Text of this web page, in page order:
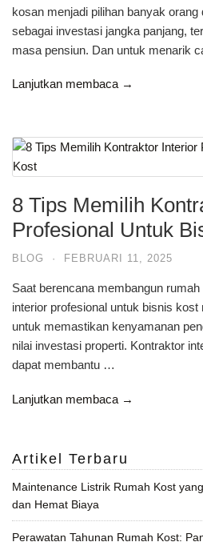
kosan menjadi pilihan banyak
sebagai investasi jangka panjang,
masa pensiun. Dan untuk menarik
Lanjutkan membaca →
8 Tips Memilih
Profesional Untuk
BLOG · FEBRUARI 11, 2025
Saat berencana membangun
interior profesional untuk bisnis
untuk memastikan kenyamanan
nilai investasi properti. Kontraktor
dapat membantu …
Lanjutkan membaca →
Artikel Terbaru
Maintenance Listrik Rumah Kost
dan Hemat Biaya
Perawatan Tahunan Rumah Kost: